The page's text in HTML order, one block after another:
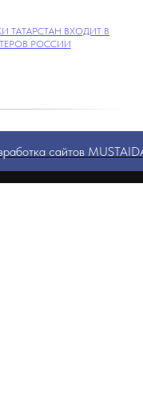
ТАТАРСТАН ВХОДИТ В
РОССИИ
сайтов